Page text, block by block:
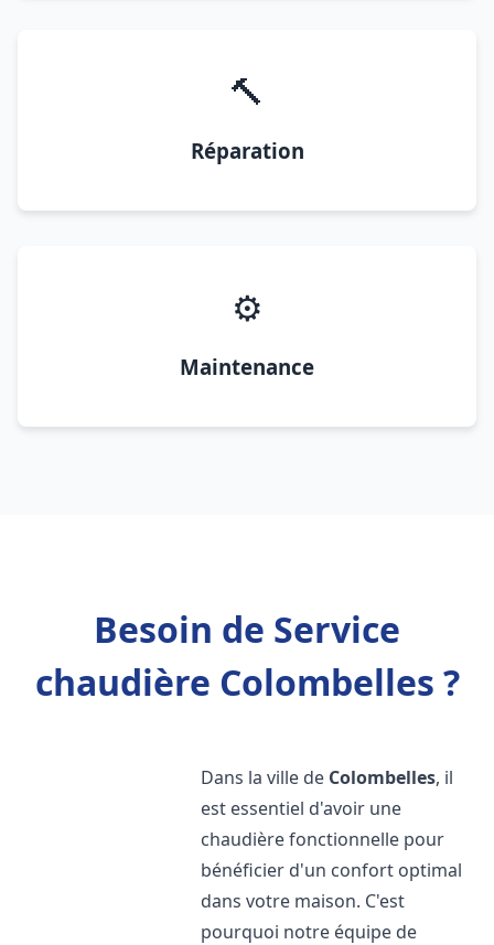
🔨
Réparation
⚙️
Maintenance
Besoin de Service
chaudière Colombelles ?
Dans la ville de Colombelles, il
est essentiel d'avoir une
chaudière fonctionnelle pour
bénéficier d'un confort optimal
dans votre maison. C'est
pourquoi notre équipe de